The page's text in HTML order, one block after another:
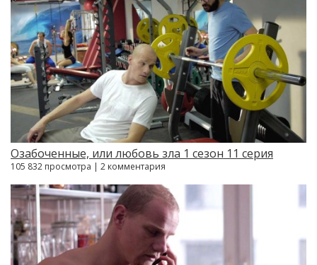
Озабоченные, или любовь зла 1 сезон 11 серия
105 832 просмотра | 2 комментария